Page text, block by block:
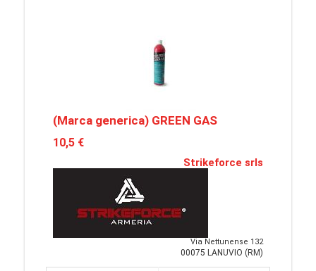
(Marca generica) GREEN GAS
10,5 €
Strikeforce srls
Via Nettunense 132
00075 LANUVIO (RM)